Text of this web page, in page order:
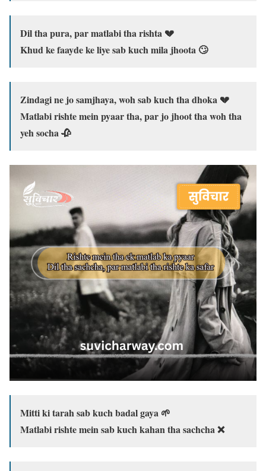
Dil tha pura, par matlabi tha rishta 💔
Khud ke faayde ke liye sab kuch mila jhoota 🙄
Zindagi ne jo samjhaya, woh sab kuch tha dhoka 💔
Matlabi rishte mein pyaar tha, par jo jhoot tha woh tha
yeh socha 🥀
Mitti ki tarah sab kuch badal gaya 🌱
Matlabi rishte mein sab kuch kahan tha sachcha ❌